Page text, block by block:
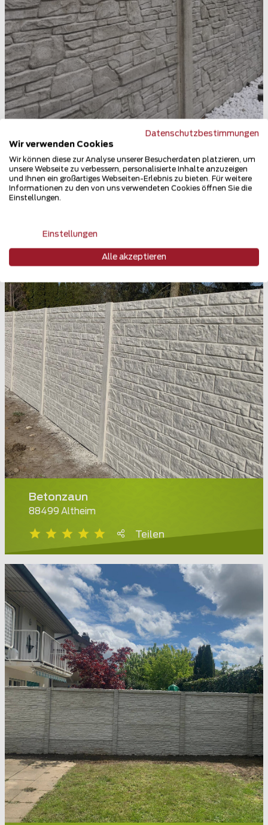
Betonzaun
04552 Meuselwitz
Teilen
Betonzaun
88499 Altheim
Teilen
Datenschutzbestimmungen
Wir verwenden Cookies
Wir können diese zur Analyse unserer Besucherdaten platzieren, um
unsere Webseite zu verbessern, personalisierte Inhalte anzuzeigen
und Ihnen ein großartiges Webseiten-Erlebnis zu bieten. Für weitere
Informationen zu den von uns verwendeten Cookies öffnen Sie die
Einstellungen.
Einstellungen
Alle akzeptieren